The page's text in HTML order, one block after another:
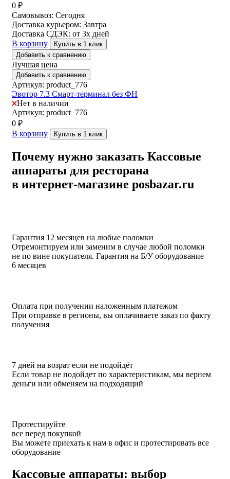
0 ₽
Самовывоз: Сегодня
Доставка курьером: Завтра
Доставка СДЭК: от 3х дней
В корзину
Купить в 1 клик
Добавить к сравнению
Лучшая цена
Добавить к сравнению
Артикул: product_776
Эвотор 7.3 Смарт-терминал без ФН
Нет в наличии
Артикул: product_776
0 ₽
В корзину
Купить в 1 клик
Почему нужно заказать Кассовые
аппараты для ресторана
в интернет-магазине posbazar.ru
Гарантия 12 месяцев на любые поломки
Отремонтируем или заменим в случае любой поломки
не по вине покупателя. Гарантия на Б/У оборудование
6 месяцев
Оплата при получении наложенным платежом
При отправке в регионы, вы оплачиваете заказ по факту
получения
7 дней на возрат если не подойдёт
Если товар не подойдет по характеристикам, мы вернем
деньги или обменяем на подходящий
Протестируйте
все перед покупкой
Вы можете приехать к нам в офис и протестировать все
оборудование
Кассовые аппараты: выбор